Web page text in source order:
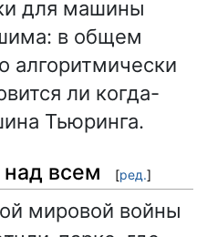
для машины
в общем
алгоритмически
ли когда-
Тьюринга.
всем [ред.]
мировой войны